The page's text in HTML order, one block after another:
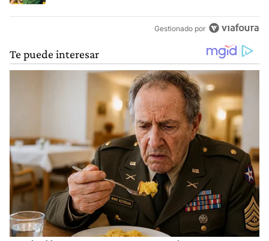
Gestionado por